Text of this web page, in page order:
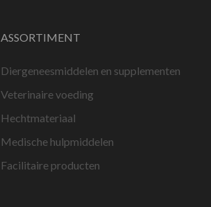
ASSORTIMENT
Diergeneesmiddelen en supplementen
Veterinaire voeding
Hechtmateriaal
Medische hulpmiddelen
Facilitaire producten